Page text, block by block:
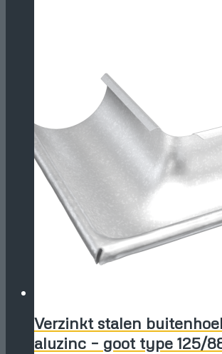
Verzinkt stalen
aluzinc – goot type 125/